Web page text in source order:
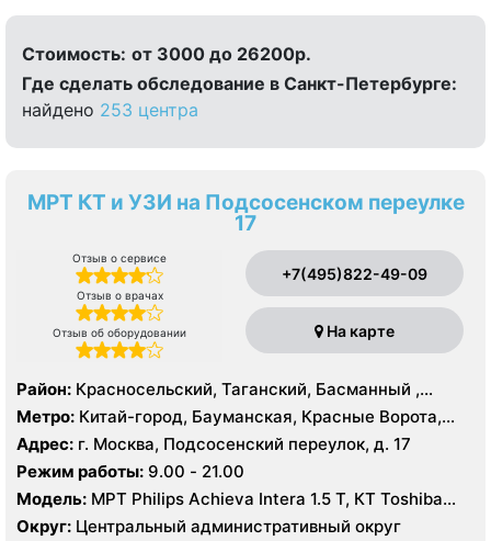
Стоимость: от 3000 до 26200р.
Где сделать обследование в Санкт-Петербурге:
найдено 253 центра
МРТ КТ и УЗИ на Подсосенском переулке
17
Отзыв о сервисе
Отзыв о врачах
Отзыв об оборудовании
+7(495)822-49-09
На карте
Район: Красносельский, Таганский, Басманный ,
Тверской
Метро: Китай-город, Бауманская, Красные Ворота,
Кузнецкий мост, Курская, Лубянка, Площадь Ильича,
Сретенский бульвар, Таганская, Чкаловская
Адрес: г. Москва, Подсосенский переулок, д. 17
Режим работы: 9.00 - 21.00
Модель: МРТ Philips Achieva Intera 1.5 T, КТ Toshiba
Aquilion CXL 128 срезов, УЗИ
Округ: Центральный административный округ